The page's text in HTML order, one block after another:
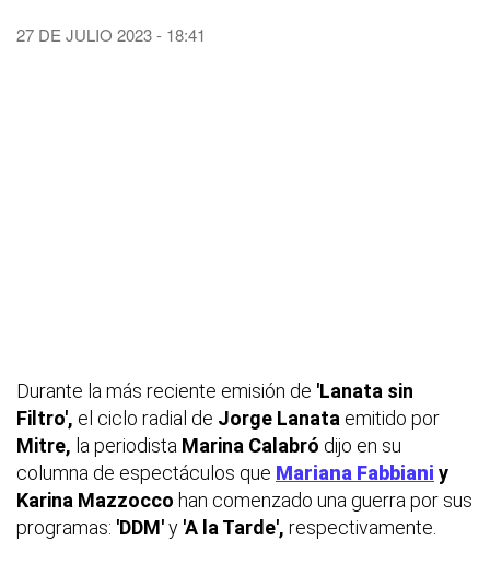
27 DE JULIO 2023 - 18:41
Durante la más reciente emisión de 'Lanata sin
Filtro', el ciclo radial de Jorge Lanata emitido por
Mitre, la periodista Marina Calabró dijo en su
columna de espectáculos que Mariana Fabbiani y
Karina Mazzocco han comenzado una guerra por sus
programas: 'DDM'y 'A la Tarde', respectivamente.